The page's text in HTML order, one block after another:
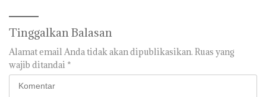
Tinggalkan Balasan
Alamat email Anda tidak akan dipublikasikan. Ruas yang
wajib ditandai *